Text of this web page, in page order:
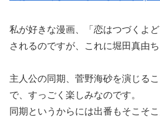
私が好きな漫画、
「恋はつづくよ
されるのですが、これに堀田真由
主人公の同期、菅野海砂を演じる
で、すっごく楽しみなのです。
同期というからには出番もそこそ